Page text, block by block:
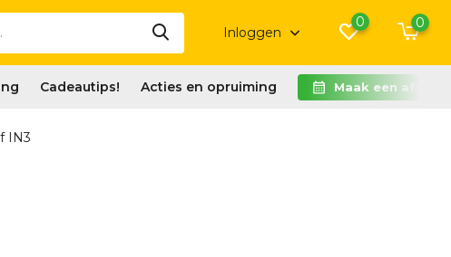
Inloggen
0 0
Cadeautips! Acties en opruiming Maak een
IN3